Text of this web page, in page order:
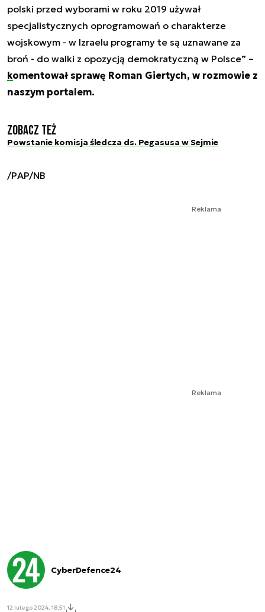
polski przed wyborami w roku 2019 używał
specjalistycznych oprogramowań o charakterze
wojskowym - w Izraelu programy te są uznawane za
broń - do walki z opozycją demokratyczną w Polsce” –
komentował sprawę Roman Giertych, w rozmowie z
naszym portalem.
Zobacz też
Powstanie komisja śledcza ds. Pegasusa w Sejmie
/PAP/NB
Reklama
Reklama
CyberDefence24
12 lutego 2024, 18:51